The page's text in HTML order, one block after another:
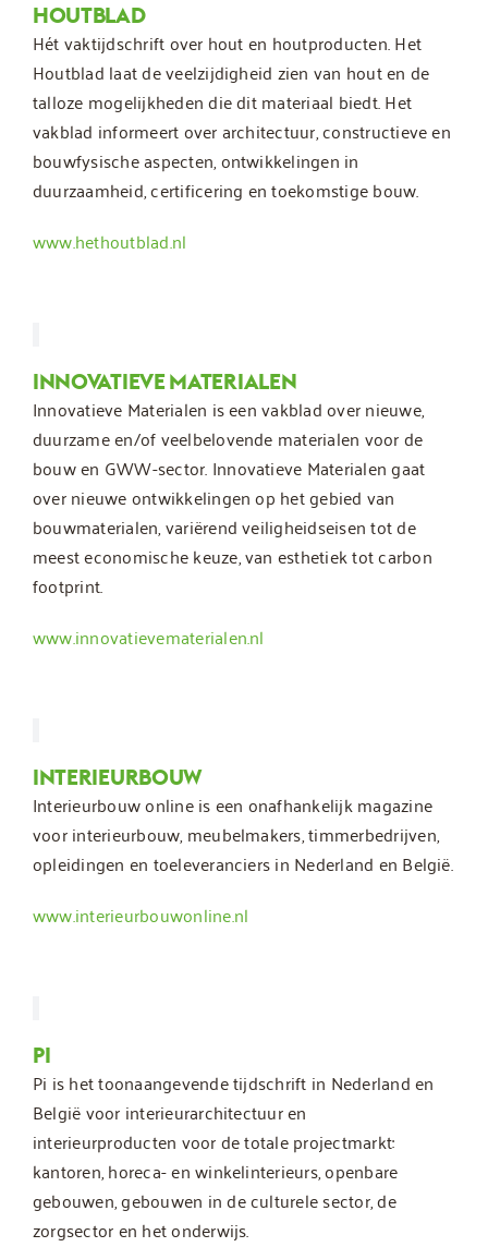
HOUTBLAD
Hét vaktijdschrift over hout en houtproducten. Het
Houtblad laat de veelzijdigheid zien van hout en de
talloze mogelijkheden die dit materiaal biedt. Het
vakblad informeert over architectuur, constructieve en
bouwfysische aspecten, ontwikkelingen in
duurzaamheid, certificering en toekomstige bouw.
www.hethoutblad.nl
INNOVATIEVE MATERIALEN
Innovatieve Materialen is een vakblad over nieuwe,
duurzame en/of veelbelovende materialen voor de
bouw en GWW-sector. Innovatieve Materialen gaat
over nieuwe ontwikkelingen op het gebied van
bouwmaterialen, variërend veiligheidseisen tot de
meest economische keuze, van esthetiek tot carbon
footprint.
www.innovatievematerialen.nl
INTERIEURBOUW
Interieurbouw online is een onafhankelijk magazine
voor interieurbouw, meubelmakers, timmerbedrijven,
opleidingen en toeleveranciers in Nederland en België.
www.interieurbouwonline.nl
PI
Pi is het toonaangevende tijdschrift in Nederland en
België voor interieurarchitectuur en
interieurproducten voor de totale projectmarkt:
kantoren, horeca- en winkelinterieurs, openbare
gebouwen, gebouwen in de culturele sector, de
zorgsector en het onderwijs.